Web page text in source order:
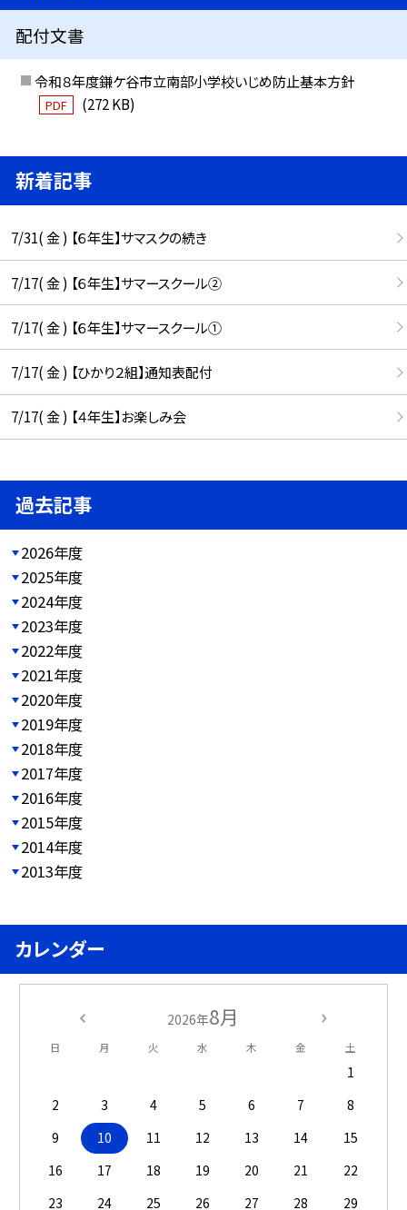
配付文書
令和８年度鎌ケ谷市立南部小学校いじめ防止基本方針
PDF (272 KB)
新着記事
7/31( 金 ) 【６年生】サマスクの続き
7/17( 金 ) 【６年生】サマースクール②
7/17( 金 ) 【６年生】サマースクール①
7/17( 金 ) 【ひかり２組】通知表配付
7/17( 金 ) 【４年生】お楽しみ会
過去記事
2026年度
2025年度
2024年度
2023年度
2022年度
2021年度
2020年度
2019年度
2018年度
2017年度
2016年度
2015年度
2014年度
2013年度
カレンダー
2026年8月
日 月 火 水 木 金 土
1
2
3 4 5 6 7
8
9
10 11 12 13 14
15
16
17 18 19 20 21
22
23
24 25 26 27 28 29